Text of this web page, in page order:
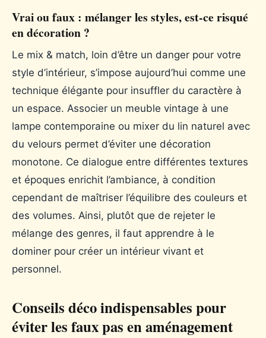
Vrai ou faux : mélanger les styles, est-ce risqué
en décoration ?
Le mix & match, loin d’être un danger pour votre
style d’intérieur, s’impose aujourd’hui comme une
technique élégante pour insuffler du caractère à
un espace. Associer un meuble vintage à une
lampe contemporaine ou mixer du lin naturel avec
du velours permet d’éviter une décoration
monotone. Ce dialogue entre différentes textures
et époques enrichit l’ambiance, à condition
cependant de maîtriser l’équilibre des couleurs et
des volumes. Ainsi, plutôt que de rejeter le
mélange des genres, il faut apprendre à le
dominer pour créer un intérieur vivant et
personnel.
Conseils déco indispensables pour
éviter les faux pas en aménagement